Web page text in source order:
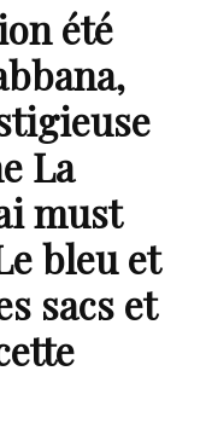
été
La
must
bleu et
sacs et